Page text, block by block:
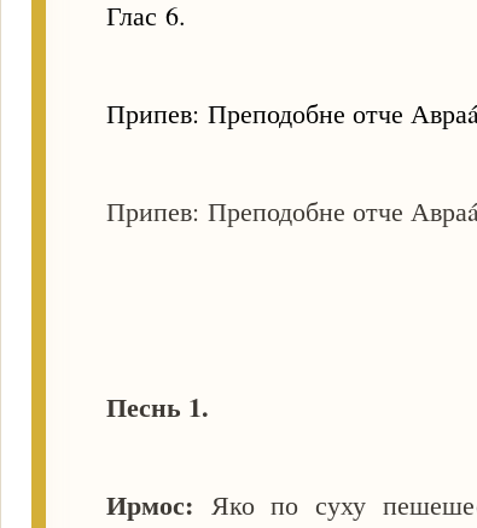
Глас 6.
Припев: Преподобне отче
Припев: Преподобне отче
Песнь 1.
Ирмос: Яко по суху